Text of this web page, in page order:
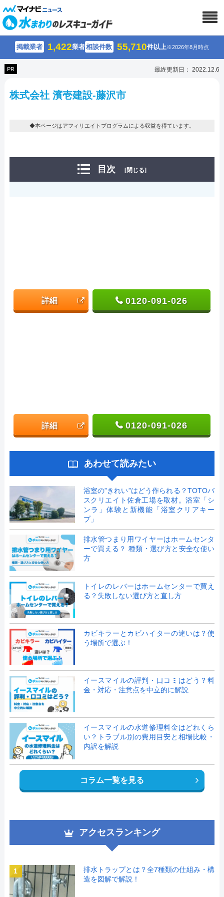
掲載業者 1,422業者相談件数 55,710件以上※2026年8月時点
PR 最終更新日： 2022.12.6
株式会社 濱壱建設-藤沢市
◆本ページはアフィリエイトプログラムによる収益を得ています。
目次 [閉じる]
詳細 0120-091-026
詳細 0120-091-026
あわせて読みたい
浴室の”きれい”はどう作られる？TOTOバ
スクリエイト佐倉工場を取材。浴室「シ
ンラ」体験と新機能「浴室クリアキー
プ」
排水管つまり用ワイヤーはホームセンタ
ーで買える？ 種類・選び方と安全な使い
方
トイレのレバーはホームセンターで買え
る？失敗しない選び方と直し方
カビキラーとカビハイターの違いは？使
う場所で選ぶ！
イースマイルの評判・口コミはどう？料
金・対応・注意点を中立的に解説
イースマイルの水道修理料金はどれくら
い？トラブル別の費用目安と相場比較・
内訳を解説
コラム一覧を見る
アクセスランキング
1
排水トラップとは？全7種類の仕組み・構
造を図解で解説！